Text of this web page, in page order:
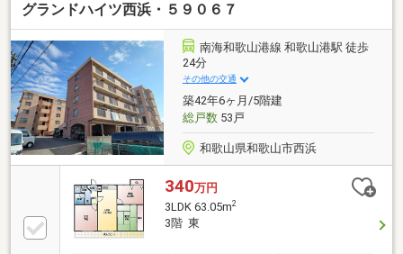
グランドハイツ西浜・５９０６７
南海和歌山港線 和歌山港駅 徒歩
24分
その他の交通
築42年6ヶ月/5階建
総戸数53戸
和歌山県和歌山市西浜
340万円
3LDK 63.05m2
3階 東